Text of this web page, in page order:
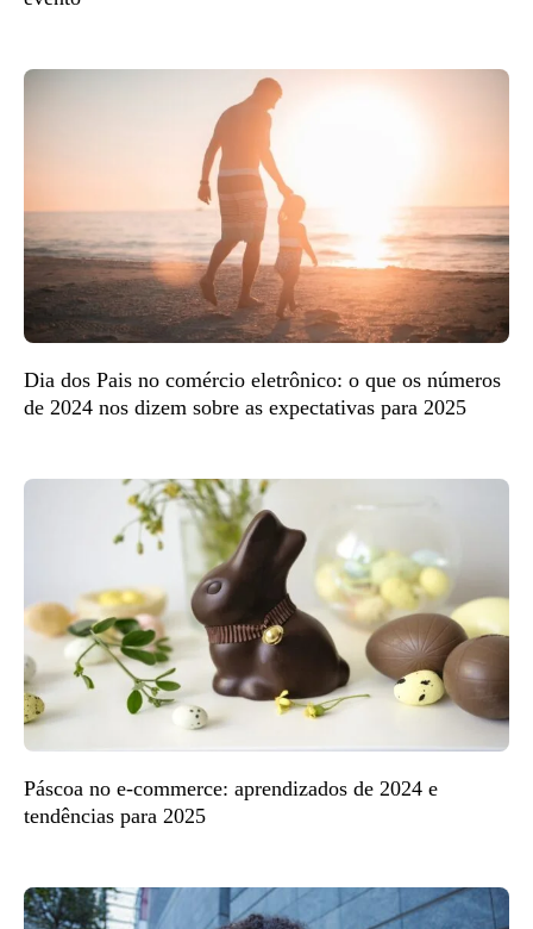
Dia dos Pais no comércio eletrônico: o que os números
de 2024 nos dizem sobre as expectativas para 2025
Páscoa no e-commerce: aprendizados de 2024 e
tendências para 2025